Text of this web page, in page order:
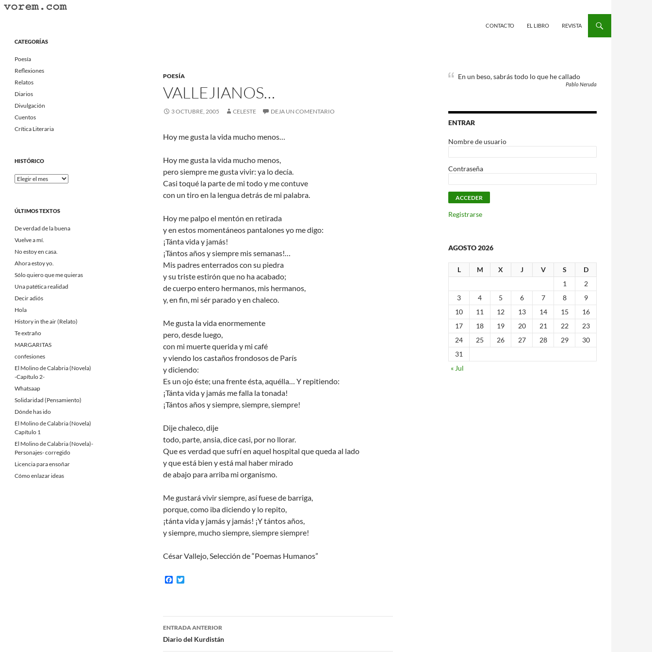
Saltar
CONTACTO EL LIBRO REVISTA
POESÍA
VALLEJIANOS…
3 OCTUBRE, 2005 CELESTE DEJA UN COMENTARIO
Hoy me gusta la vida mucho menos…
Hoy me gusta la vida mucho menos,
pero siempre me gusta vivir: ya lo decía.
Casi toqué la parte de mi todo y me contuve
con un tiro en la lengua detrás de mi palabra.
Hoy me palpo el mentón en retirada
y en estos momentáneos pantalones yo me digo:
¡Tánta vida y jamás!
¡Tántos años y siempre mis semanas!…
Mis padres enterrados con su piedra
y su triste estirón que no ha acabado;
de cuerpo entero hermanos, mis hermanos,
y, en fin, mi sér parado y en chaleco.
Me gusta la vida enormemente
pero, desde luego,
con mi muerte querida y mi café
y viendo los castaños frondosos de París
y diciendo:
Es un ojo éste; una frente ésta, aquélla… Y repitiendo:
¡Tánta vida y jamás me falla la tonada!
¡Tántos años y siempre, siempre, siempre!
Dije chaleco, dije
todo, parte, ansia, dice casi, por no llorar.
Que es verdad que sufrí en aquel hospital que queda al lado
y que está bien y está mal haber mirado
de abajo para arriba mi organismo.
Me gustará vivir siempre, así fuese de barriga,
porque, como iba diciendo y lo repito,
¡tánta vida y jamás y jamás! ¡Y tántos años,
y siempre, mucho siempre, siempre siempre!
César Vallejo, Selección de “Poemas Humanos”
F
o
o
e
r
Navegación
de
ENTRADA ANTERIOR
Diario del Kurdistán
En un beso, sabrás todo lo que he callado
Pablo Neruda
ENTRAR
Nombre de usuario
Contraseña
Registrarse
AGOSTO 2026
L M X J V S
D
1
2
3
4 5 6 7 8
9
10
11 12 13 14 15
16
17
18 19 20 21 22
23
24
25 26 27 28 29
30
31
« Jul
Portal Literario Independiente
CATEGORÍAS
Poesía
Reflexiones
Relatos
Diarios
Divulgación
Cuentos
Crítica Literaria
HISTÓRICO
Histórico
ÚLTIMOS TEXTOS
De verdad de la buena
Vuelve a mí.
No estoy en casa.
Ahora estoy yo.
Sólo quiero que me quieras
Una patética realidad
Decir adiós
Hola
History in the air (Relato)
Te extraño
MARGARITAS
confesiones
El Molino de Calabria (Novela)
-Capítulo 2-
Whatsaap
Solidaridad (Pensamiento)
Dónde has ido
El Molino de Calabria (Novela)
Capítulo 1
El Molino de Calabria (Novela)-
Personajes- corregido
Licencia para ensoñar
Cómo enlazar ideas